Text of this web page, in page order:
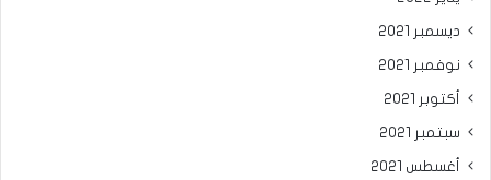
ديسمبر 2021
نوفمبر 2021
أكتوبر 2021
سبتمبر 2021
أغسطس 2021